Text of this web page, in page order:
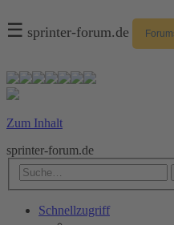
☰ sprinter-forum.de
Zum Inhalt
sprinter-forum.de
Schnellzugriff